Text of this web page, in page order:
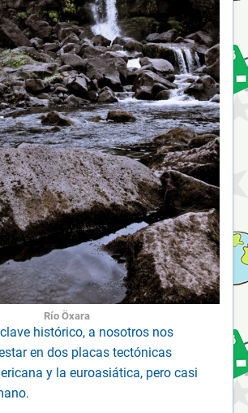
Río Öxara
histórico, a nosotros nos
en dos placas tectónicas
y la euroasiática, pero casi